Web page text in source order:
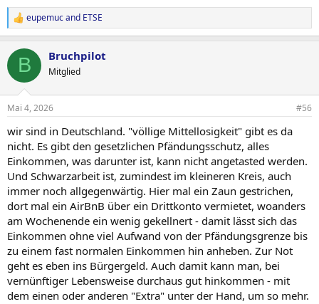
R
e
c
i
s
eupemucand ETSE
B Bruchpilot
Mitglied
Mai 4, 2026 #56
wir sind in Deutschland. "völlige Mittellosigkeit" gibt es da
nicht. Es gibt den gesetzlichen Pfändungsschutz, alles
Einkommen, was darunter ist, kann nicht angetasted werden.
Und Schwarzarbeit ist, zumindest im kleineren Kreis, auch
immer noch allgegenwärtig. Hier mal ein Zaun gestrichen,
dort mal ein AirBnB über ein Drittkonto vermietet, woanders
am Wochenende ein wenig gekellnert - damit lässt sich das
Einkommen ohne viel Aufwand von der Pfändungsgrenze bis
zu einem fast normalen Einkommen hin anheben. Zur Not
geht es eben ins Bürgergeld. Auch damit kann man, bei
vernünftiger Lebensweise durchaus gut hinkommen - mit
dem einen oder anderen "Extra" unter der Hand, um so mehr.